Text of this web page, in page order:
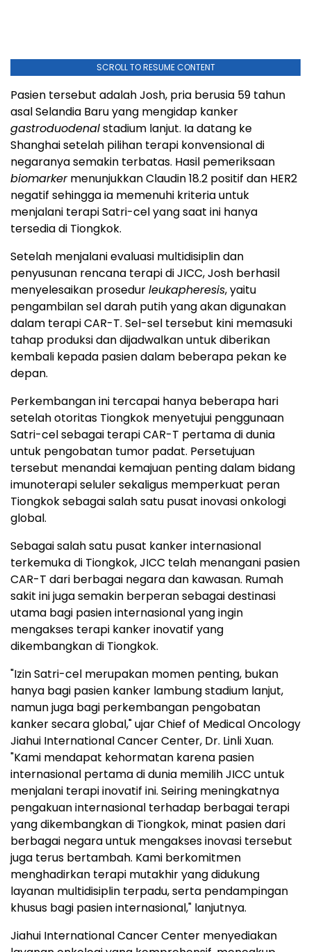
SCROLL TO RESUME CONTENT
Pasien tersebut adalah Josh, pria berusia 59 tahun
asal Selandia Baru yang mengidap kanker
gastroduodenalstadium lanjut. Ia datang ke
Shanghai setelah pilihan terapi konvensional di
negaranya semakin terbatas. Hasil pemeriksaan
biomarkermenunjukkan Claudin 18.2 positif dan HER2
negatif sehingga ia memenuhi kriteria untuk
menjalani terapi Satri-cel yang saat ini hanya
tersedia di Tiongkok.
Setelah menjalani evaluasi multidisiplin dan
penyusunan rencana terapi di JICC, Josh berhasil
menyelesaikan prosedurleukapheresis, yaitu
pengambilan sel darah putih yang akan digunakan
dalam terapi CAR-T. Sel-sel tersebut kini memasuki
tahap produksi dan dijadwalkan untuk diberikan
kembali kepada pasien dalam beberapa pekan ke
depan.
Perkembangan ini tercapai hanya beberapa hari
setelah otoritas Tiongkok menyetujui penggunaan
Satri-cel sebagai terapi CAR-T pertama di dunia
untuk pengobatan tumor padat. Persetujuan
tersebut menandai kemajuan penting dalam bidang
imunoterapi seluler sekaligus memperkuat peran
Tiongkok sebagai salah satu pusat inovasi onkologi
global.
Sebagai salah satu pusat kanker internasional
terkemuka di Tiongkok, JICC telah menangani pasien
CAR-T dari berbagai negara dan kawasan. Rumah
sakit ini juga semakin berperan sebagai destinasi
utama bagi pasien internasional yang ingin
mengakses terapi kanker inovatif yang
dikembangkan di Tiongkok.
"Izin Satri-cel merupakan momen penting, bukan
hanya bagi pasien kanker lambung stadium lanjut,
namun juga bagi perkembangan pengobatan
kanker secara global," ujar Chief of Medical Oncology
Jiahui International Cancer Center, Dr. Linli Xuan.
"Kami mendapat kehormatan karena pasien
internasional pertama di dunia memilih JICC untuk
menjalani terapi inovatif ini. Seiring meningkatnya
pengakuan internasional terhadap berbagai terapi
yang dikembangkan di Tiongkok, minat pasien dari
berbagai negara untuk mengakses inovasi tersebut
juga terus bertambah. Kami berkomitmen
menghadirkan terapi mutakhir yang didukung
layanan multidisiplin terpadu, serta pendampingan
khusus bagi pasien internasional," lanjutnya.
Jiahui International Cancer Center menyediakan